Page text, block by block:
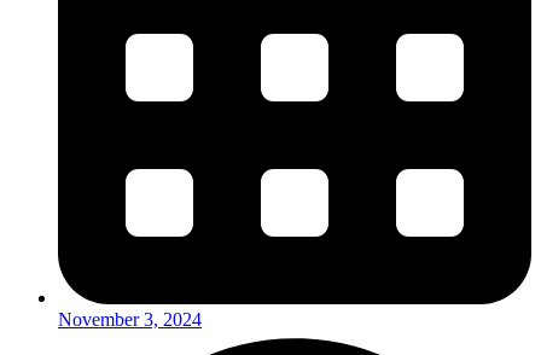
November 3, 2024